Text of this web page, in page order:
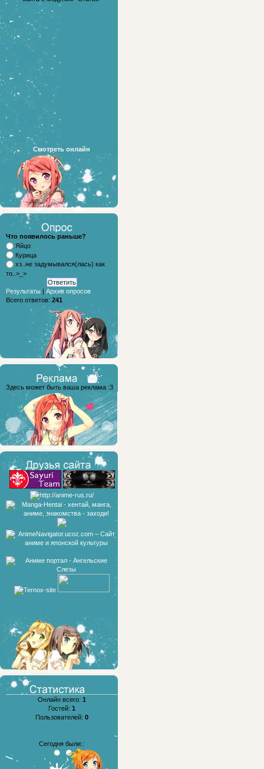
Смотреть онлайн
Что появилось раньше?
Яйцо
Курица
хз..не задумывался(лась) как
то..>_>
Результаты | Архив опросов
Всего ответов: 241
Здесь может быть ваша реклама :3
Онлайн всего: 1
Гостей: 1
Пользователей: 0
Сегодня были::